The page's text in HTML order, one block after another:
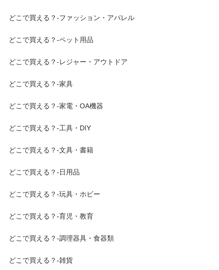
どこで買える？-ファッション・アパレル
どこで買える？-ペット用品
どこで買える？-レジャー・アウトドア
どこで買える？-家具
どこで買える？-家電・OA機器
どこで買える？-工具・DIY
どこで買える？-文具・書籍
どこで買える？-日用品
どこで買える？-玩具・ホビー
どこで買える？-育児・教育
どこで買える？-調理器具・食器類
どこで買える？-雑貨